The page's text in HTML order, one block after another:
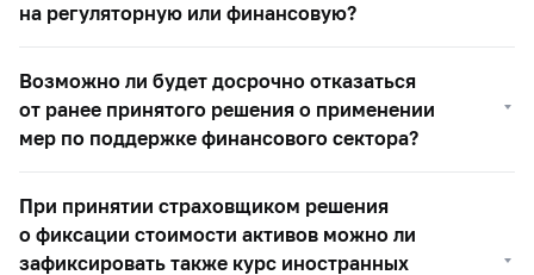
на регуляторную или финансовую?
Возможно ли будет досрочно отказаться
от ранее принятого решения о применении
мер по поддержке финансового сектора?
При принятии страховщиком решения
о фиксации стоимости активов можно ли
зафиксировать также курс иностранных